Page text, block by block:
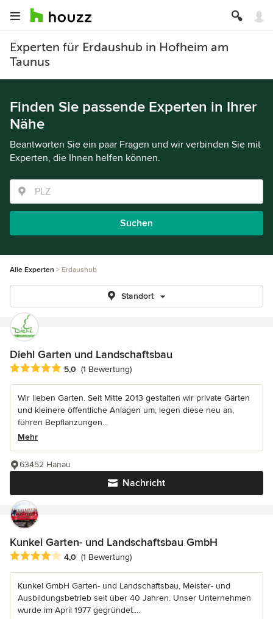
Experten für Erdaushub in Hofheim am
Taunus
Finden Sie passende Experten in Ihrer
Nähe
Beantworten Sie ein paar Fragen und wir verbinden Sie mit
Experten, die Ihnen helfen können.
Suchen
Alle Experten Erdaushub
Standort
Diehl Garten und Landschaftsbau
Durchschnittliche Bewertung: 5 von 5 Sternen
5,0 (1 Bewertung)
Wir lieben Garten. Seit Mitte 2013 gestalten wir private Gärten
und kleinere öffentliche Anlagen um, legen diese neu an,
führen Bepflanzungen...
Mehr
Nachricht
63452 Hanau
Kunkel Garten- und Landschaftsbau GmbH
Durchschnittliche Bewertung: 4 von 5 Sternen
4,0 (1 Bewertung)
Kunkel GmbH Garten- und Landschaftsbau, Meister- und
Ausbildungsbetrieb seit über 40 Jahren. Unser Unternehmen
wurde im April 1977 gegründet....